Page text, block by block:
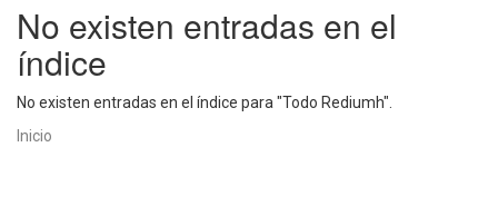
No existen entradas en el
índice
No existen entradas en el índice para "Todo Rediumh".
Inicio